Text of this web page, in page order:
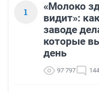
1
«Молоко
видит»:
заводе
которые
день
97 797 144